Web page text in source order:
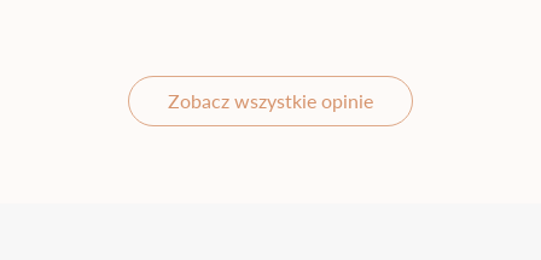
Zobacz wszystkie opinie